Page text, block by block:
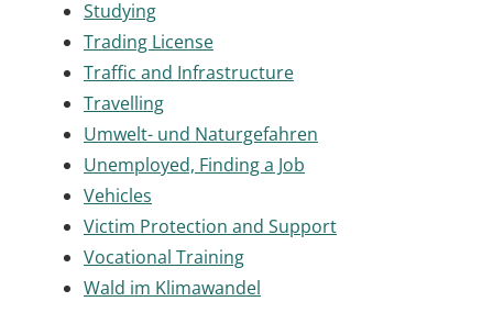
Studying
Trading License
Traffic and Infrastructure
Travelling
Umwelt- und Naturgefahren
Unemployed, Finding a Job
Vehicles
Victim Protection and Support
Vocational Training
Wald im Klimawandel